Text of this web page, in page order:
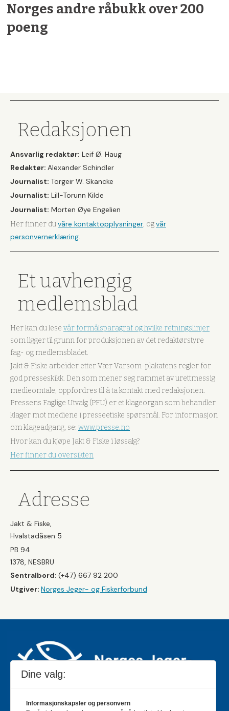
Norges andre råbukk over 200
poeng
Redaksjonen
Ansvarlig redaktør: Leif Ø. Haug
Redaktør: Alexander Schindler
Journalist: Torgeir W. Skancke
Journalist: Lill-Torunn Kilde
Journalist: Morten Øye Engelien
Her finner duvåre kontaktopplysninger, ogvår
personvernerklæring.
Et uavhengig
medlemsblad
Her kan du lese vår formålsparagraf og hvilke retningslinjer
som ligger til grunn for produksjonen av det redaktørstyre
fag- og medlemsbladet.
Jakt & Fiske arbeider etter Vær Varsom-plakatens regler for
god presseskikk. Den som mener seg rammet av urettmessig
medieomtale, oppfordres til å ta kontakt med redaksjonen.
Pressens Faglige Utvalg (PFU) er et klageorgan som behandler
klager mot mediene i presseetiske spørsmål. For informasjon
om klageadgang, se: www.presse.no
Hvor kan du kjøpe Jakt & Fiske i løssalg?
Her finner du oversikten
Adresse
Jakt & Fiske,
Hvalstadåsen 5
PB 94
1378, NESBRU
Sentralbord: (+47) 667 92 200
Utgiver: Norges Jeger- og Fiskerforbund
Dine valg:
Informasjonskapsler og personvern